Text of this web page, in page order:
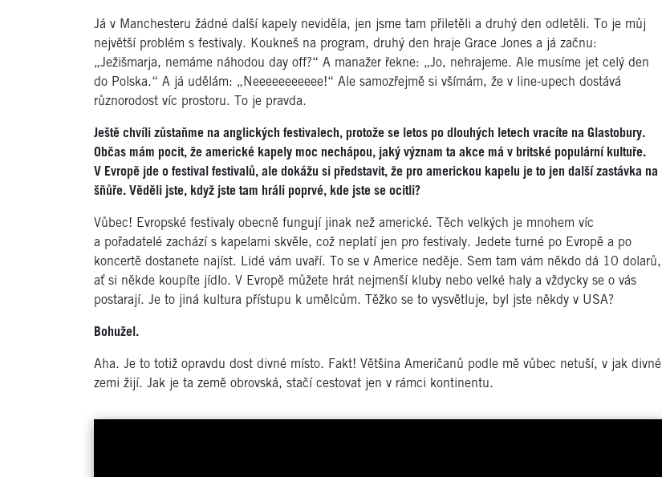
Já v Manchesteru žádné další kapely neviděla, jen jsme tam přiletěli a druhý den odletěli. To je můj
největší problém s festivaly. Koukneš na program, druhý den hraje Grace Jones a já začnu:
„Ježišmarja, nemáme náhodou day off?“ A manažer řekne: „Jo, nehrajeme. Ale musíme jet celý den
do Polska.“ A já udělám: „Neeeeeeeeeee!“ Ale samozřejmě si všímám, že v line-upech dostává
různorodost víc prostoru. To je pravda.
Ještě chvíli zůstaňme na anglických festivalech, protože se letos po dlouhých letech vracíte na Glastobury.
Občas mám pocit, že americké kapely moc nechápou, jaký význam ta akce má v britské populární kultuře.
V Evropě jde o festival festivalů, ale dokážu si představit, že pro americkou kapelu je to jen další zastávka na
šňůře. Věděli jste, když jste tam hráli poprvé, kde jste se ocitli?
Vůbec! Evropské festivaly obecně fungují jinak než americké. Těch velkých je mnohem víc
a pořadatelé zachází s kapelami skvěle, což neplatí jen pro festivaly. Jedete turné po Evropě a po
koncertě dostanete najíst. Lidé vám uvaří. To se v Americe neděje. Sem tam vám někdo dá 10 dolarů,
ať si někde koupíte jídlo. V Evropě můžete hrát nejmenší kluby nebo velké haly a vždycky se o vás
postarají. Je to jiná kultura přístupu k umělcům. Těžko se to vysvětluje, byl jste někdy v USA?
Bohužel.
Aha. Je to totiž opravdu dost divné místo. Fakt! Většina Američanů podle mě vůbec netuší, v jak divné
zemi žijí. Jak je ta země obrovská, stačí cestovat jen v rámci kontinentu.